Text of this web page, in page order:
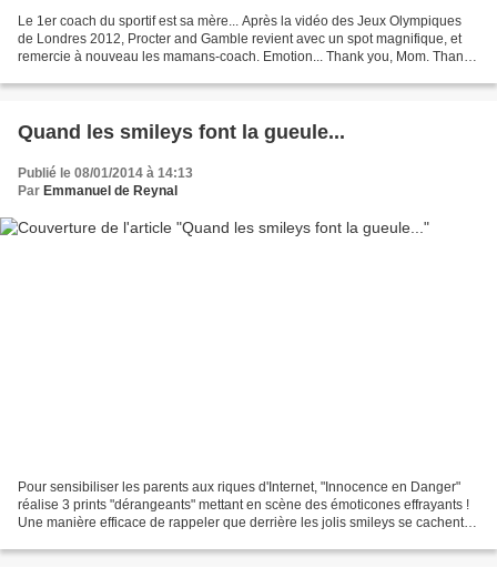
Le 1er coach du sportif est sa mère... Après la vidéo des Jeux Olympiques
de Londres 2012, Procter and Gamble revient avec un spot magnifique, et
remercie à nouveau les mamans-coach. Emotion... Thank you, Mom. Thank
Quand les smileys font la gueule...
Publié le 08/01/2014 à 14:13
Par Emmanuel de Reynal
Pour sensibiliser les parents aux riques d'Internet, "Innocence en Danger"
réalise 3 prints "dérangeants" mettant en scène des émoticones effrayants !
Une manière efficace de rappeler que derrière les jolis smileys se cachent